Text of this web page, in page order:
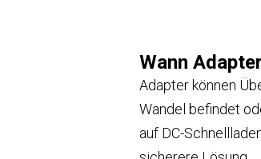
Wann
Adapter können
Wandel befindet
auf DC-